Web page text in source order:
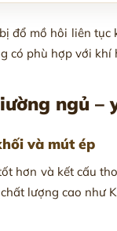
đổ mồ hôi liên
có phù hợp với khí
ngủ
và mút ép
hơn và kết cấu
lượng cao